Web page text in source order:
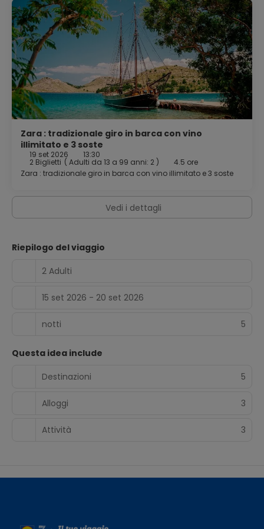
Zara : tradizionale giro in barca con vino
illimitato e 3 soste
19 set 2026 13:30
2 Biglietti ( Adulti da 13 a 99 anni: 2 )
4.5 ore
Zara : tradizionale giro in barca con vino illimitato e 3 soste
Vedi i dettagli
Riepilogo del viaggio
2 Adulti
15 set 2026 - 20 set 2026
notti 5
Questa idea include
Destinazioni
5
Alloggi 3
Attività 3